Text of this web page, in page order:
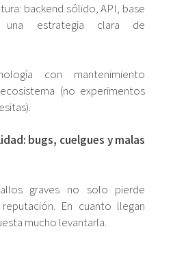
backend sólido, API, base
estrategia clara de
con mantenimiento
(no experimentos
bugs, cuelgues y malas
graves no solo pierde
En cuanto llegan
mucho levantarla.